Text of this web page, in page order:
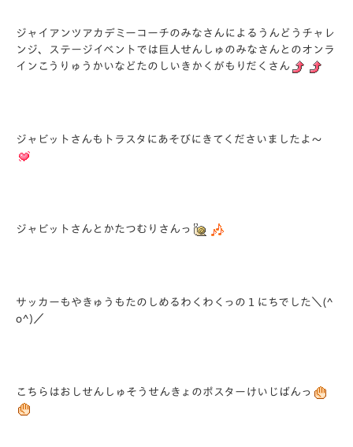
ジャイアンツアカデミーコーチのみなさんによるうんどうチャレ
ンジ、ステージイベントでは巨人せんしゅのみなさんとのオンラ
インこうりゅうかいなどたのしいきかくがもりだくさん
ジャビットさんもトラスタにあそびにきてくださいましたよ～
ジャビットさんとかたつむりさんっ
サッカーもやきゅうもたのしめるわくわくっの１にちでした＼(^
o^)／
こちらはおしせんしゅそうせんきょのポスターけいじばんっ